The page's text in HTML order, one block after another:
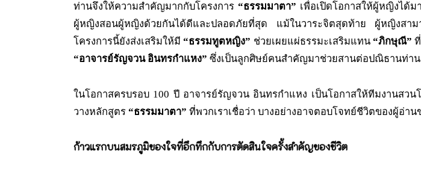
ท่านจึงให้ความสำคัญมากกับโครงการ “ธรรมมาตา” เพื่อเปิดโอกาสให้ผู้หญิงได้
ผู้หญิงสอนผู้หญิงด้วยกันได้ดีและปลอดภัยที่สุด แม้ในวาระจิตสุดท้าย ผู้หญิงสาม
โครงการนี้ยังส่งเสริมให้มี“ธรรมทูตหญิง” ช่วยเผยแผ่ธรรมะเสริมแทน“ภิกษุณี”
“อาจารย์รัญจวน อินทรกำแหง” ซึ่งเป็นลูกศิษย์คนสำคัญมาช่วยสานต่อปณิธานท่าน
ในโอกาสครบรอบ 100 ปี อาจารย์รัญจวน อินทรกำแหง เป็นโอกาสให้ทีมงานสว
วางหลักสูตร “ธรรมมาตา” ที่พวกเราเชื่อว่า บางอย่างอาจตอบโจทย์ชีวิตของผู้อ่า
ก้าวแรกบนสมรภูมิของใจที่อึกทึกกับการตัดสินใจครั้งสำคัญของชีวิต